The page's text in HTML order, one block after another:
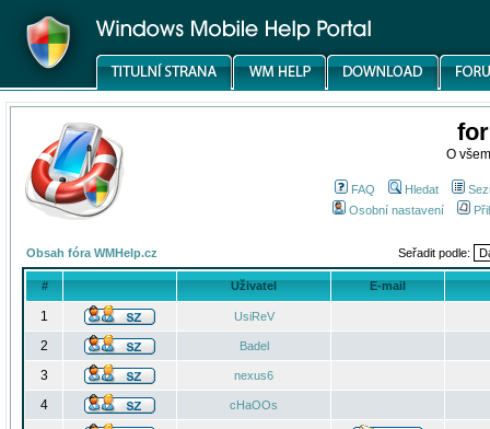
O
FAQ Hledat
Osobní nastavení
Obsah fóra WMHelp.cz Seřadit podle:
# Uživatel E-mail
1 UsiReV
2 Badel
3 nexus6
4 cHaOOs